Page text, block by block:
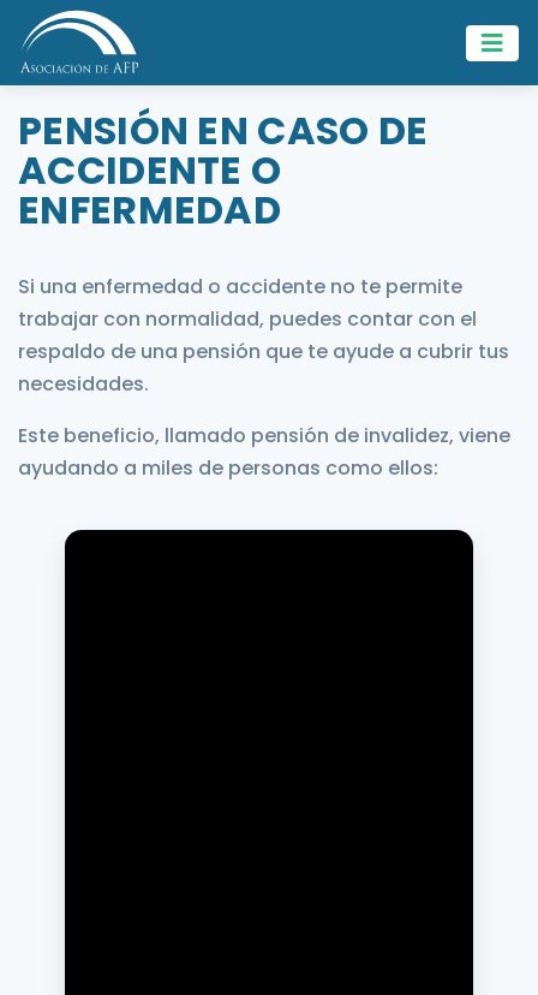
PENSIÓN EN CASO DE
ACCIDENTE O
ENFERMEDAD
Si una enfermedad o accidente no te permite
trabajar con normalidad, puedes contar con el
respaldo de una pensión que te ayude a cubrir tus
necesidades.
Este beneficio, llamado pensión de invalidez, viene
ayudando a miles de personas como ellos: